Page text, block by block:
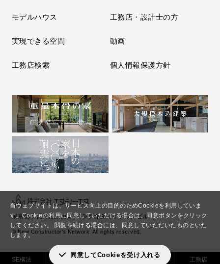
当ウェブサイトは、サービス向上の目的のためCookieを利用していま
す。Cookieの利用に同意していただける場合は、同意ボタンをクリック
してください。
閲覧を続ける場合には、同意していただいたものといた
します。
同意してCookieを受け入れる
SE構法 実現できる 工務店
モデルハウス 工務店・設計士の方
実現できる空間 動画
工務店検索 個人情報保護方針
東京都千代田区永田町2-13-5 赤坂エイトワンビル
© New Constructor's Network. All rights reserved.